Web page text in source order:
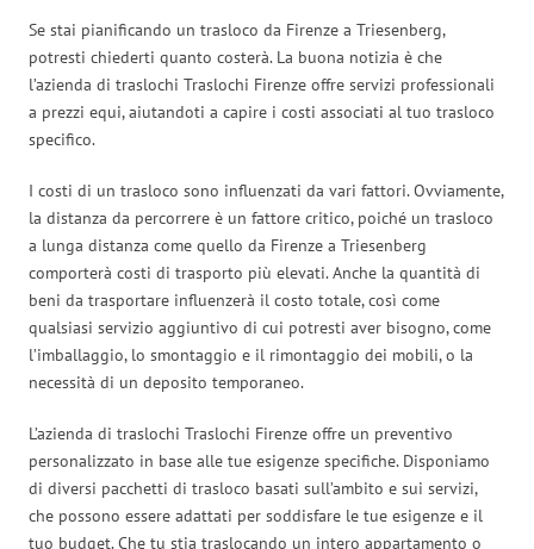
Se stai pianificando un trasloco da Firenze a Triesenberg,
potresti chiederti quanto costerà. La buona notizia è che
l’azienda di traslochi Traslochi Firenze offre servizi professionali
a prezzi equi, aiutandoti a capire i costi associati al tuo trasloco
specifico.
I costi di un trasloco sono influenzati da vari fattori. Ovviamente,
la distanza da percorrere è un fattore critico, poiché un trasloco
a lunga distanza come quello da Firenze a Triesenberg
comporterà costi di trasporto più elevati. Anche la quantità di
beni da trasportare influenzerà il costo totale, così come
qualsiasi servizio aggiuntivo di cui potresti aver bisogno, come
l’imballaggio, lo smontaggio e il rimontaggio dei mobili, o la
necessità di un deposito temporaneo.
L’azienda di traslochi Traslochi Firenze offre un preventivo
personalizzato in base alle tue esigenze specifiche. Disponiamo
di diversi pacchetti di trasloco basati sull’ambito e sui servizi,
che possono essere adattati per soddisfare le tue esigenze e il
tuo budget. Che tu stia traslocando un intero appartamento o